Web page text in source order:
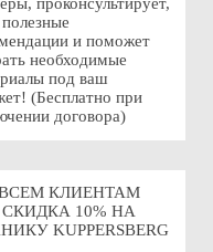
полезные
и поможет
необходимые
под ваш
(Бесплатно при
договора)
КЛИЕНТАМ
СКИДКА 10% НА
KUPPERSBERG